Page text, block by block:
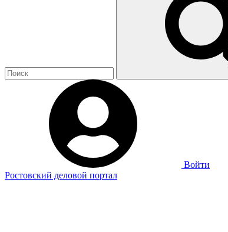
Войти
Ростовский деловой портал